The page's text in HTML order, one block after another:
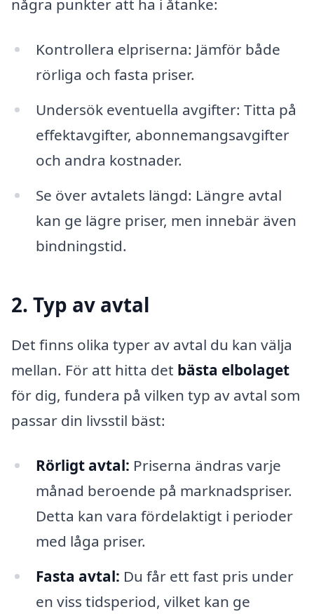
några punkter att ha i åtanke:
Kontrollera elpriserna: Jämför både
rörliga och fasta priser.
Undersök eventuella avgifter: Titta på
effektavgifter, abonnemangsavgifter
och andra kostnader.
Se över avtalets längd: Längre avtal
kan ge lägre priser, men innebär även
bindningstid.
2. Typ av avtal
Det finns olika typer av avtal du kan välja
mellan. För att hitta det bästa elbolaget
för dig, fundera på vilken typ av avtal som
passar din livsstil bäst:
Rörligt avtal: Priserna ändras varje
månad beroende på marknadspriser.
Detta kan vara fördelaktigt i perioder
med låga priser.
Fasta avtal: Du får ett fast pris under
en viss tidsperiod, vilket kan ge